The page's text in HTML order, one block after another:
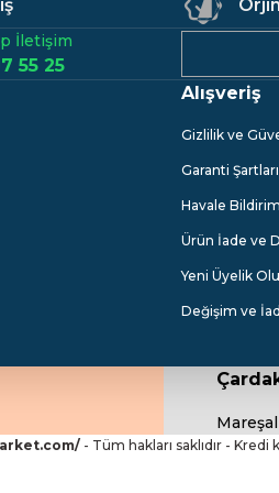
İletişim
55 25
Alışveriş
Gizlilik ve
Garanti Şartları
Havale
Ürün İade ve
Yeni Üyelik
Değişim ve
- Tüm hakları saklıdır -